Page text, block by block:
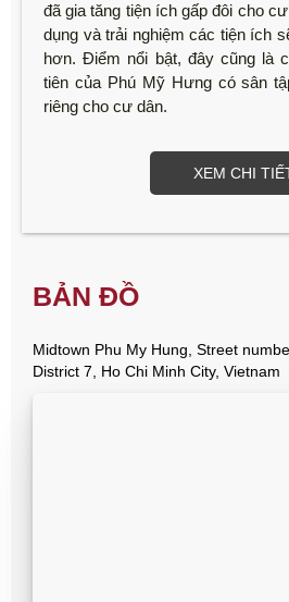
đã gia tăng tiện ích gấp đôi cho
dụng và trải nghiệm các tiện ích
hơn. Điểm nổi bật, đây cũng là
tiên của Phú Mỹ Hưng có sân
riêng cho cư dân.
XEM CHI
BẢN ĐỒ
Midtown Phu My Hung, Street
District 7, Ho Chi Minh City, Vietnam